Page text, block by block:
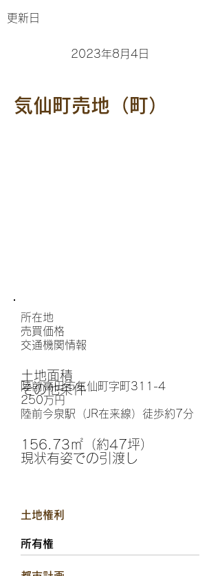
更新日
2023年8月4日
気仙町売地（町）
その他条件
現状有姿での引渡し
土地面積
156.73㎡（約47坪）
交通機関情報
陸前今泉駅（JR在来線）徒歩約7分
​売買価格
250万円
所在地
陸前高田市気仙町字町311-4
土地権利
所有権